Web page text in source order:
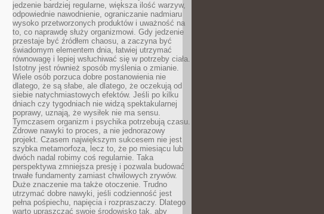
jedzenie bardziej regularne, większa ilość warzyw,
odpowiednie nawodnienie, ograniczanie nadmiaru
wysoko przetworzonych produktów i uważność na
to, co naprawdę służy organizmowi. Gdy jedzenie
przestaje być źródłem chaosu, a zaczyna być
świadomym elementem dnia, łatwiej utrzymać
równowagę i lepiej wsłuchiwać się w potrzeby ciała.
Istotny jest również sposób myślenia o zmianie.
Wiele osób porzuca dobre postanowienia nie
dlatego, że są słabe, ale dlatego, że oczekują od
siebie natychmiastowych efektów. Jeśli po kilku
dniach czy tygodniach nie widzą spektakularnej
poprawy, uznają, że wysiłek nie ma sensu.
Tymczasem organizm i psychika potrzebują czasu.
Zdrowe nawyki to proces, a nie jednorazowy
projekt. Czasem największym sukcesem nie jest
szybka metamorfoza, lecz to, że po miesiącu lub
dwóch nadal robimy coś regularnie. Taka
perspektywa zmniejsza presję i pozwala budować
trwałe fundamenty zamiast chwilowych zrywów.
Duże znaczenie ma także otoczenie. Trudno
utrzymać dobre nawyki, jeśli codzienność jest
pełna pośpiechu, napięcia i rozpraszaczy. Dlatego
warto upraszczać swoje środowisko tak, aby